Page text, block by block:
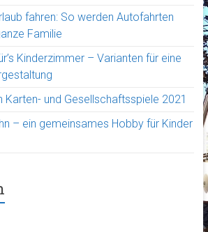
fahren: So werden Autofahrten
Familie
Kinderzimmer – Varianten für eine
Karten- und Gesellschaftsspiele 2021
– ein gemeinsames Hobby für Kinder